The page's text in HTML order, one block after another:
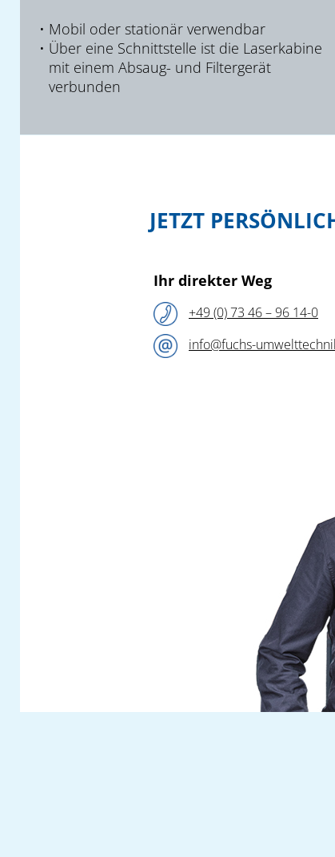
Mobil oder stationär verwendbar
Über eine Schnittstelle ist die Laserkabine
mit einem Absaug- und Filtergerät
verbunden
JETZT
Ihr direkter Weg
+49 (0) 73 46 – 96 14-0
info@fuchs-